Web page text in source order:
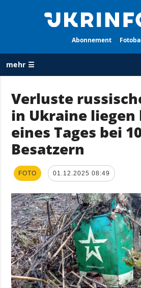
Abonnement
mehr ☰
ALLE
RUBRIKEN
Krieg
Wiederaufbau
der Ukraine
Wirtschaft
Militär
Gesellschaft und
Kultur
Sport
Kriminalität
Verluste
in Ukraine liegen
eines Tages bei
Besatzern
FOTO 01.12.2025 08:49